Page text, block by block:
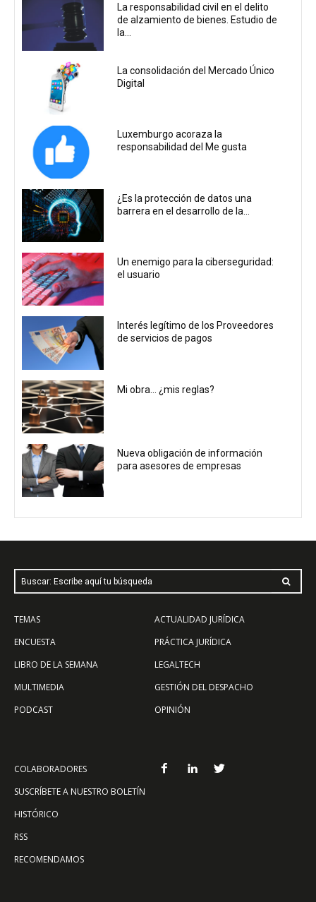
La responsabilidad civil en el delito
de alzamiento de bienes. Estudio de
la...
La consolidación del Mercado Único
Digital
Luxemburgo acoraza la
responsabilidad del Me gusta
¿Es la protección de datos una
barrera en el desarrollo de la...
Un enemigo para la ciberseguridad:
el usuario
Interés legítimo de los Proveedores
de servicios de pagos
Mi obra… ¿mis reglas?
Nueva obligación de información
para asesores de empresas
Buscar: Escribe aquí tu búsqueda
TEMAS
ENCUESTA
LIBRO DE LA SEMANA
MULTIMEDIA
PODCAST
ACTUALIDAD JURÍDICA
PRÁCTICA JURÍDICA
LEGALTECH
GESTIÓN DEL DESPACHO
OPINIÓN
COLABORADORES
SUSCRÍBETE A NUESTRO BOLETÍN
HISTÓRICO
RSS
RECOMENDAMOS